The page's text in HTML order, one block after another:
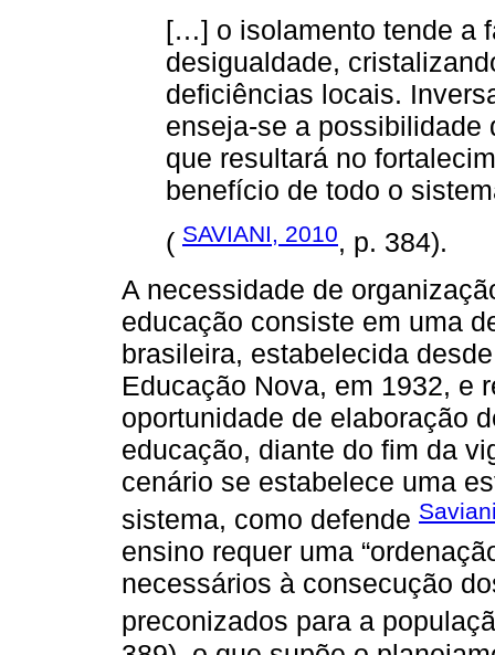
[…] o isolamento tende a
desigualdade,
deficiências locais.
enseja-se a possibilidade
que resultará no
benefício de todo o
( SAVIANI, 2010, p. 384).
A necessidade de
educação consiste em uma
brasileira, estabelecida
Educação Nova, em 1932, e
oportunidade de elaboração
educação, diante do fim da
cenário se estabelece uma
sistema, como defende
ensino requer uma
necessários à consecução
preconizados para a